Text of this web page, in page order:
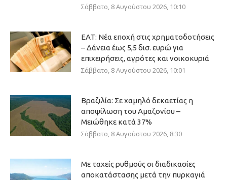
Σάββατο, 8 Αυγούστου 2026, 10:10
ΕΑΤ: Νέα εποχή στις χρηματοδοτήσεις
– Δάνεια έως 5,5 δισ. ευρώ για
επιχειρήσεις, αγρότες και νοικοκυριά
Σάββατο, 8 Αυγούστου 2026, 10:01
Βραζιλία: Σε χαμηλό δεκαετίας η
αποψίλωση του Αμαζονίου –
Μειώθηκε κατά 37%
Σάββατο, 8 Αυγούστου 2026, 8:30
Με ταχείς ρυθμούς οι διαδικασίες
αποκατάστασης μετά την πυρκαγιά